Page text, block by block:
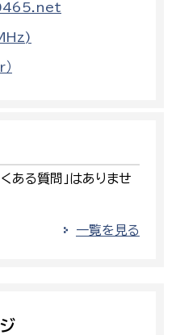
0465.net
ある質問」はありませ
一覧を見る